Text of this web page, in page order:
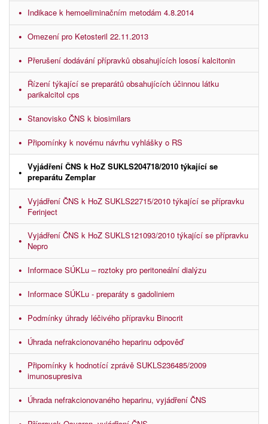
Indikace k hemoeliminačním metodám 4.8.2014
Omezení pro Ketosteril 22.11.2013
Přerušení dodávání přípravků obsahujících lososí kalcitonin
Řízení týkající se preparátů obsahujících účinnou látku
parikalcitol cps
Stanovisko ČNS k biosimilars
Připomínky k novému návrhu vyhlášky o RS
Vyjádření ČNS k HoZ SUKLS204718/2010 týkající se
preparátu Zemplar
Vyjádření ČNS k HoZ SUKLS22715/2010 týkající se přípravku
Ferinject
Vyjádření ČNS k HoZ SUKLS121093/2010 týkající se přípravku
Nepro
Informace SÚKLu – roztoky pro peritoneální dialýzu
Informace SÚKLu - preparáty s gadoliniem
Podmínky úhrady léčivého přípravku Binocrit
Úhrada nefrakcionovaného heparinu odpověď
Připomínky k hodnotící zprávě SUKLS236485/2009
imunosupresiva
Úhrada nefrakcionovaného heparinu, vyjádření ČNS